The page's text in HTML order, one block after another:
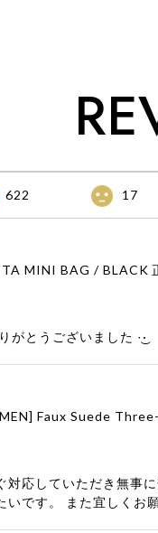
622 17
がとうございました‪ ·͜·
対応していただき無事
いです。 また宜しくお